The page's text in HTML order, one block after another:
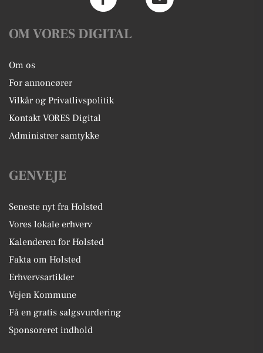
OM VORES DIGITAL
Om os
For annoncører
Vilkår og Privatlivspolitik
Kontakt VORES Digital
Administrer samtykke
GENVEJE
Seneste nyt fra Holsted
Vores lokale erhverv
Kalenderen for Holsted
Fakta om Holsted
Erhvervsartikler
Vejen Kommune
Få en gratis salgsvurdering
Sponsoreret indhold